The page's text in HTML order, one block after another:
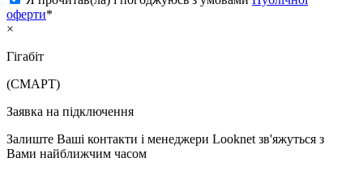
оферти*
×
Гігабіт
(СМАРТ)
Заявка на підключення
Залиште Ваші контакти і менеджери Looknet зв'яжуться з
Вами найближчим часом